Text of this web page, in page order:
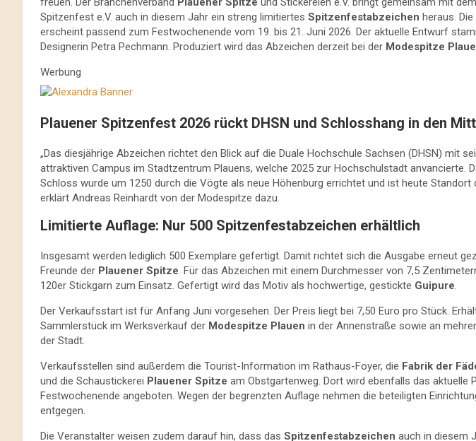
Spitzenfest e.V. auch in diesem Jahr ein streng limitiertes Spitzenfestabzeichen heraus.
erscheint passend zum Festwochenende vom 19. bis 21. Juni 2026. Der aktuelle Entwurf
Designerin Petra Pechmann. Produziert wird das Abzeichen derzeit bei der Modespitze
Werbung
Plauener Spitzenfest 2026 rückt DHSN und Schlosshang in den
„Das diesjährige Abzeichen richtet den Blick auf die Duale Hochschule Sachsen (DHSN) mit
attraktiven Campus im Stadtzentrum Plauens, welche 2025 zur Hochschulstadt anvancierte.
Schloss wurde um 1250 durch die Vögte als neue Höhenburg errichtet und ist heute Standort
erklärt Andreas Reinhardt von der Modespitze dazu.
Limitierte Auflage: Nur 500 Spitzenfestabzeichen erhältlich
Insgesamt werden lediglich 500 Exemplare gefertigt. Damit richtet sich die Ausgabe erneut
Freunde der Plauener Spitze. Für das Abzeichen mit einem Durchmesser von 7,5
120er Stickgarn zum Einsatz. Gefertigt wird das Motiv als hochwertige, gestickte Guipure.
Der Verkaufsstart ist für Anfang Juni vorgesehen. Der Preis liegt bei 7,50 Euro pro Stück.
Sammlerstück im Werksverkauf der Modespitze Plauen in der Annenstraße sowie an
der Stadt.
Verkaufsstellen sind außerdem die Tourist-Information im Rathaus-Foyer, die Fabrik der
und die Schaustickerei Plauener Spitze am Obstgartenweg. Dort wird ebenfalls das aktuelle
Festwochenende angeboten. Wegen der begrenzten Auflage nehmen die beteiligten
entgegen.
Die Veranstalter weisen zudem darauf hin, dass das Spitzenfestabzeichen auch in diesem